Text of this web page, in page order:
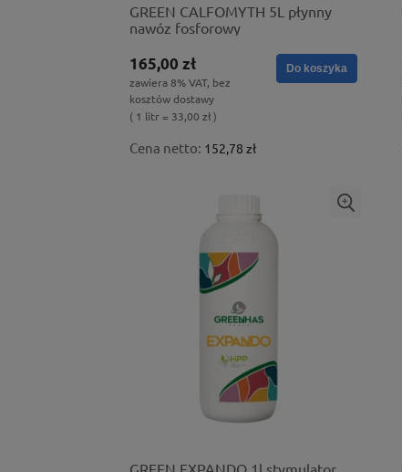
GREEN CALFOMYTH 5L płynny
nawóz fosforowy
165,00 zł
zawiera 8% VAT, bez
kosztów dostawy
( 1 litr = 33,00 zł )
Cena netto: 152,78 zł
Do koszyka
GREEN EXPANDO 1l stymulator